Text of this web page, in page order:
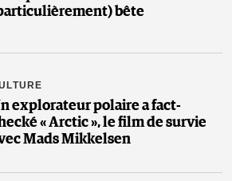
bête
explorateur polaire a fact-
« Arctic », le film de survie
Mads Mikkelsen